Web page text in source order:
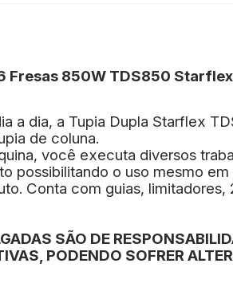
Fresas 850W TDS850 Starflex
a dia, a Tupia Dupla Starflex
de coluna.
você executa diversos
possibilitando o uso mesmo
Conta com guias,
SÃO DE
PODENDO SOFRER